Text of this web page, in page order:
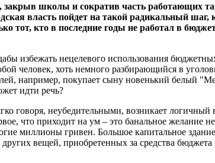
школы и сократив часть работающих
власть пойдет на такой радикальный
тот, кто в последние годы не работал в
избежать нецелевого использования
человек, хоть немного разбирающийся в
например, покупает сыну новенький белый
идти речь?
говоря, неубедительными, возникает логичный
что приходит на ум – это банальное желание
миллионы гривен. Большое капитальное
вещей, приобретенных за средства